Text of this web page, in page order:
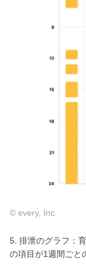
© every, Inc.
5. 排泄のグラフ：
の項目が1週間ごと